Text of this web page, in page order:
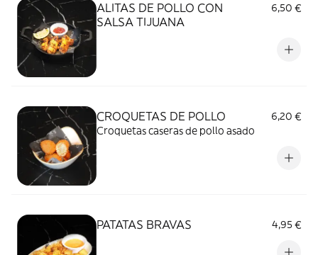
ALITAS DE POLLO CON
SALSA TIJUANA
6,50 €
CROQUETAS DE POLLO
6,20 €
Croquetas caseras de pollo asado
PATATAS BRAVAS 4,95 €